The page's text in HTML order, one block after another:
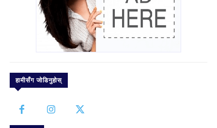
हामीसँग जोडिनुहोस्